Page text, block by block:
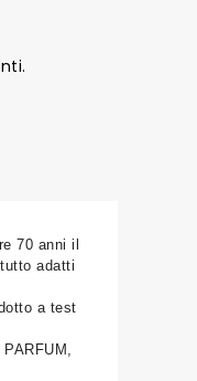
70 anni il
adatti
a test